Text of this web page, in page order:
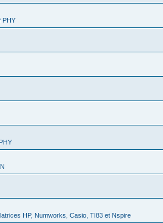
PHY
HP, Numworks, Casio, TI83 et Nspire